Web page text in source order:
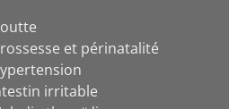
et périnatalité
irritable